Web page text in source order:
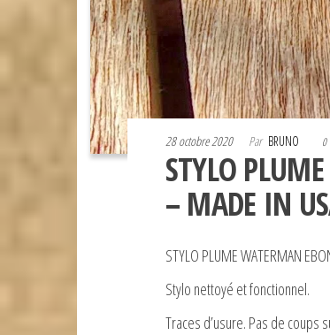
28 octobre 2020 Par BRUNO 0
STYLO
– MADE IN
STYLO PLUME WATERMAN
Stylo nettoyé et fonctionnel.
Traces d’usure. Pas de coups